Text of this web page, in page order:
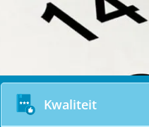
Kwaliteit